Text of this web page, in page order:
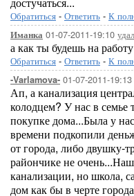
Обратиться - Ответить - К
Иманка 01-07-2011-19:10
а как ты будешь на
Обратиться - Ответить - К
-Varlamova- 01-07-2011-19:13
Ап, а канализация
колодцем? У нас в семье
покупке дома...Была у
времени подкопили
от города, либо двушку-
райончике не
канализации, но школа,
дом как бы в черте